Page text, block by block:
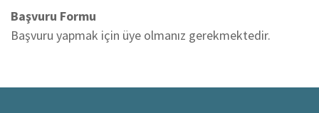
Başvuru Formu
Başvuru yapmak için üye olmanız gerekmektedir.